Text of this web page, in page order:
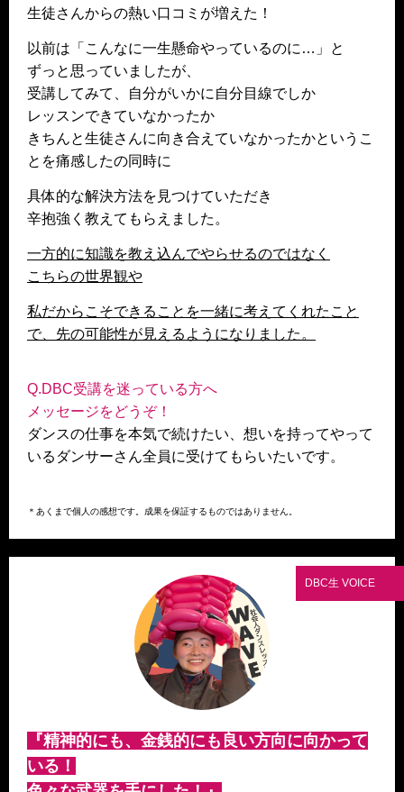
生徒さんからの熱い口コミが増えた！
以前は「こんなに一生懸命やっているのに…」と
ずっと思っていましたが、
受講してみて、自分がいかに自分目線でしか
レッスンできていなかったか
きちんと生徒さんに向き合えていなかったかというこ
とを痛感したの同時に
具体的な解決方法を見つけていただき
辛抱強く教えてもらえました。
一方的に知識を教え込んでやらせるのではなく
こちらの世界観や
私だからこそできることを一緒に考えてくれたこと
で、先の可能性が見えるようになりました。
Q.DBC受講を迷っている方へ
メッセージをどうぞ！
ダンスの仕事を本気で続けたい、想いを持ってやって
いるダンサーさん全員に受けてもらいたいです。
＊あくまで個人の感想です。成果を保証するものではありません。
『精神的にも、金銭的にも良い方向に向かって
いる！
DBC生 VOICE